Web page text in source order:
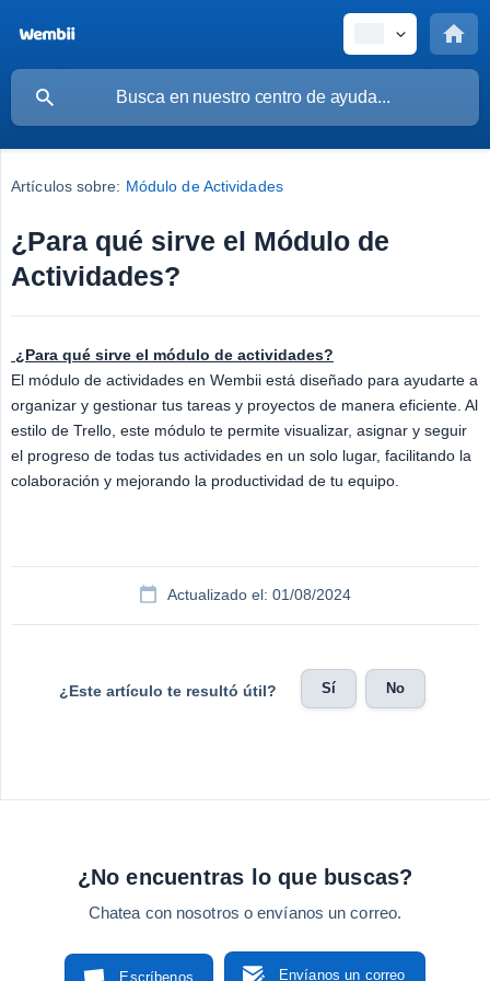
Artículos sobre: Módulo de Actividades
¿Para qué sirve el Módulo de
Actividades?
¿Para qué sirve el módulo de actividades?
El módulo de actividades en Wembii está diseñado para ayudarte a
organizar y gestionar tus tareas y proyectos de manera eficiente. Al
estilo de Trello, este módulo te permite visualizar, asignar y seguir
el progreso de todas tus actividades en un solo lugar, facilitando la
colaboración y mejorando la productividad de tu equipo.
Actualizado el: 01/08/2024
¿Este artículo te resultó útil? Sí No
¿No encuentras lo que buscas?
Chatea con nosotros o envíanos un correo.
Escríbenos Envíanos un correo